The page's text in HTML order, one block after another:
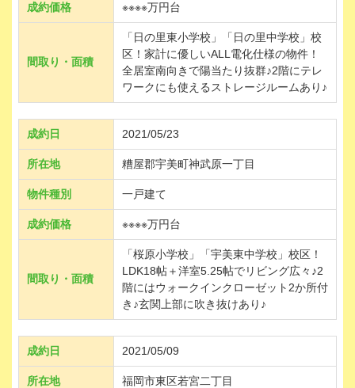
成約価格 ※※※※万円台
間取り・面積
「日の里東小学校」「日の里中学校」校
区！家計に優しいALL電化仕様の物件！
全居室南向きで陽当たり抜群♪2階にテレ
ワークにも使えるストレージルームあり♪
成約日 2021/05/23
所在地 糟屋郡宇美町神武原一丁目
物件種別 一戸建て
成約価格 ※※※※万円台
間取り・面積
「桜原小学校」「宇美東中学校」校区！
LDK18帖＋洋室5.25帖でリビング広々♪2
階にはウォークインクローゼット2か所付
き♪玄関上部に吹き抜けあり♪
成約日 2021/05/09
所在地 福岡市東区若宮二丁目